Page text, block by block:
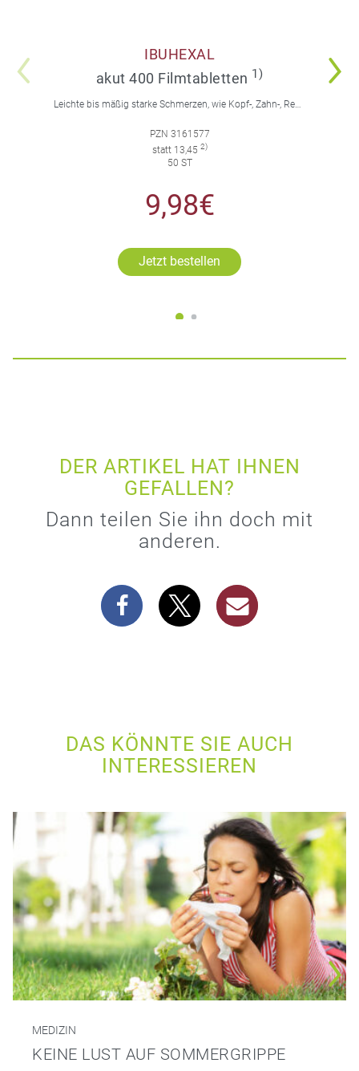
IBUHEXAL
akut 400 Filmtabletten 1)
PZN 3161577
statt 13,45 2)
50 ST
9,98€
Jetzt bestellen
DER ARTIKEL HAT IHNEN
GEFALLEN?
Dann teilen Sie ihn doch mit
anderen.
DAS KÖNNTE SIE AUCH
INTERESSIEREN
MEDIZIN
KEINE LUST AUF SOMMERGRIPPE